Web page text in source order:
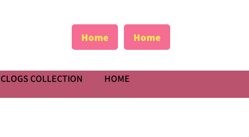
Home Home
HOME
CLOGS COLLECTION